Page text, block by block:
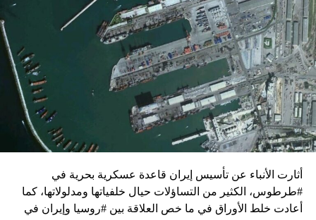
واشنطن للدفع بالمفاوضات والتوصل إلى اتفاق لوقف لإطلاق
النار في غزة.
ويبدو أن نتنياهو استبق زيارة بلينكن لإسرائيل بالتأكيد على أن
الضغوط يجب أن تتوجه إلى حماس، وليس على حكومته.
كما وقال بيان من مكتب نتنياهو إنه مصر على بقاء القوات
الإسرائيلية في محور فيلادلفيا “لمنع الإرهابيين من إعادة
التسلح”.
وفي هذا السياق، قال الكاتب والباحث السياسي الفلسطيني
جمال زقوت في حديث لـ”سكاي نيوز عربية”:
أثارت الأنباء عن تأسيس إيران قاعدة عسكرية بحرية في
#طرطوس، الكثير من التساؤلات حيال خلفياتها ومدلولاتها، كما
أعادت خلط الأوراق في ما خص العلاقة بين #روسيا وإيران في